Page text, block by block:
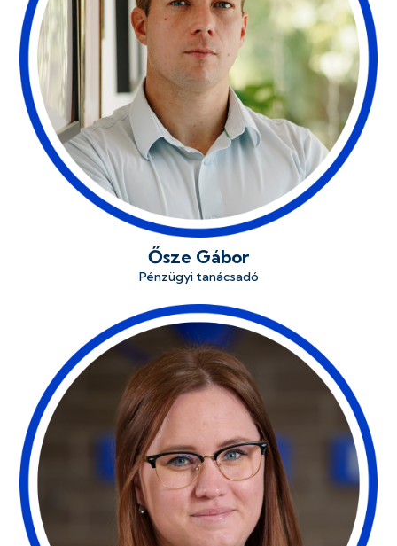
Ősze Gábor
Pénzügyi tanácsadó